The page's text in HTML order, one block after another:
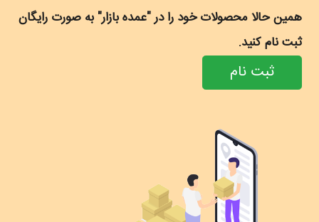
همین حالا محصولات خود را در "عمده بازار" به صورت رایگان
ثبت نام کنید.
ثبت نام